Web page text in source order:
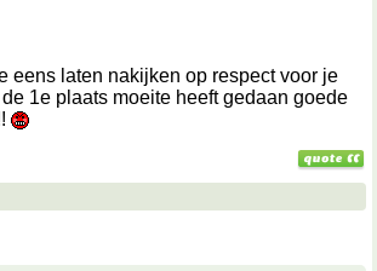
eens laten nakijken op respect voor je
1e plaats moeite heeft gedaan goede